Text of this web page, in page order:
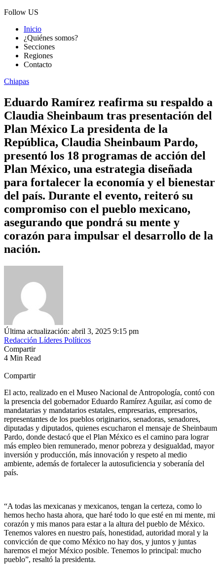
Follow US
Inicio
¿Quiénes somos?
Secciones
Regiones
Contacto
Chiapas
Eduardo Ramírez reafirma su respaldo a
Claudia Sheinbaum tras presentación del
Plan México La presidenta de la
República, Claudia Sheinbaum Pardo,
presentó los 18 programas de acción del
Plan México, una estrategia diseñada
para fortalecer la economía y el bienestar
del país. Durante el evento, reiteró su
compromiso con el pueblo mexicano,
asegurando que pondrá su mente y
corazón para impulsar el desarrollo de la
nación.
Última actualización: abril 3, 2025 9:15 pm
Redacción Líderes Políticos
Compartir
4 Min Read
Compartir
El acto, realizado en el Museo Nacional de Antropología, contó con
la presencia del gobernador Eduardo Ramírez Aguilar, así como de
mandatarias y mandatarios estatales, empresarias, empresarios,
representantes de los pueblos originarios, senadoras, senadores,
diputadas y diputados, quienes escucharon el mensaje de Sheinbaum
Pardo, donde destacó que el Plan México es el camino para lograr
más empleo bien remunerado, menor pobreza y desigualdad, mayor
inversión y producción, más innovación y respeto al medio
ambiente, además de fortalecer la autosuficiencia y soberanía del
país.
“A todas las mexicanas y mexicanos, tengan la certeza, como lo
hemos hecho hasta ahora, que haré todo lo que esté en mi mente, mi
corazón y mis manos para estar a la altura del pueblo de México.
Tenemos valores en nuestro país, honestidad, autoridad moral y la
convicción de que como México no hay dos, y juntos y juntas
haremos el mejor México posible. Tenemos lo principal: mucho
pueblo”, resaltó la presidenta.